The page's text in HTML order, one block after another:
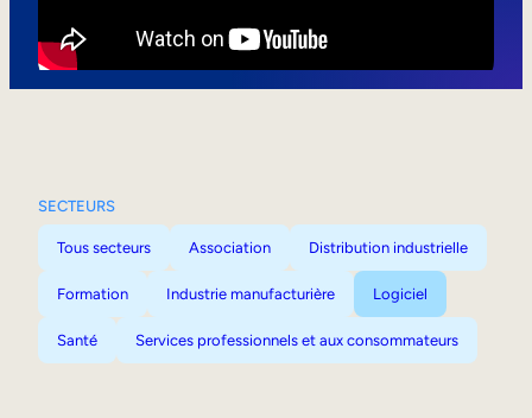
SECTEURS
Tous secteurs Association Distribution industrielle
Formation Industrie manufacturière Logiciel
Santé Services professionnels et aux consommateurs